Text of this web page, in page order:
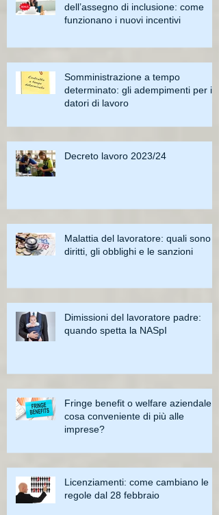
dell’assegno di inclusione: come
funzionano i nuovi incentivi
Somministrazione a tempo
determinato: gli adempimenti per i
datori di lavoro
Decreto lavoro 2023/24
Malattia del lavoratore: quali sono i
diritti, gli obblighi e le sanzioni
Dimissioni del lavoratore padre:
quando spetta la NASpI
Fringe benefit o welfare aziendale:
cosa conveniente di più alle
imprese?
Licenziamenti: come cambiano le
regole dal 28 febbraio